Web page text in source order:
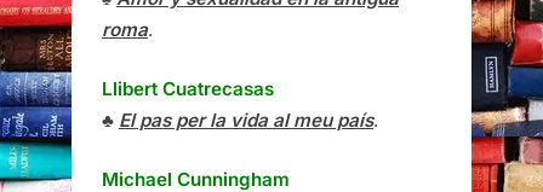
roma.
Llibert Cuatrecasas
♣ El pas per la vida al meu país.
Michael Cunningham